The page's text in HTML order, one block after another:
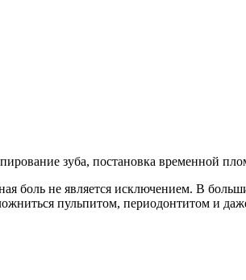
зуба, постановка временной
боль не является исключением. В
пульпитом, периодонтитом и